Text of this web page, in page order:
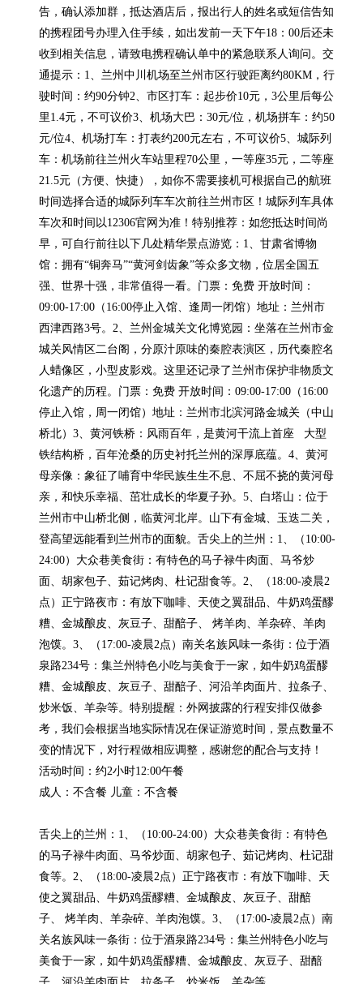
告，确认添加群，抵达酒店后，报出行人的姓名或短信告知
的携程团号办理入住手续，如出发前一天下午18：00后还未
收到相关信息，请致电携程确认单中的紧急联系人询问。交
通提示：1、兰州中川机场至兰州市区行驶距离约80KM，行
驶时间：约90分钟2、市区打车：起步价10元，3公里后每公
里1.4元，不可议价3、机场大巴：30元/位，机场拼车：约50
元/位4、机场打车：打表约200元左右，不可议价5、城际列
车：机场前往兰州火车站里程70公里，一等座35元，二等座
21.5元（方便、快捷），如你不需要接机可根据自己的航班
时间选择合适的城际列车车次前往兰州市区！城际列车具体
车次和时间以12306官网为准！特别推荐：如您抵达时间尚
早，可自行前往以下几处精华景点游览：1、甘肃省博物
馆：拥有“铜奔马”“黄河剑齿象”等众多文物，位居全国五
强、世界十强，非常值得一看。门票：免费 开放时间：
09:00-17:00（16:00停止入馆、逢周一闭馆）地址：兰州市
西津西路3号。2、兰州金城关文化博览园：坐落在兰州市金
城关风情区二台阁，分原汁原味的秦腔表演区，历代秦腔名
人蜡像区，小型皮影戏。这里还记录了兰州市保护非物质文
化遗产的历程。门票：免费 开放时间：09:00-17:00（16:00
停止入馆，周一闭馆）地址：兰州市北滨河路金城关（中山
桥北）3、黄河铁桥：风雨百年，是黄河干流上首座   大型
铁结构桥，百年沧桑的历史衬托兰州的深厚底蕴。4、黄河
母亲像：象征了哺育中华民族生生不息、不屈不挠的黄河母
亲，和快乐幸福、茁壮成长的华夏子孙。5、白塔山：位于
兰州市中山桥北侧，临黄河北岸。山下有金城、玉迭二关，
登高望远能看到兰州市的面貌。舌尖上的兰州：1、（10:00-
24:00）大众巷美食街：有特色的马子禄牛肉面、马爷炒
面、胡家包子、茹记烤肉、杜记甜食等。2、（18:00-凌晨2
点）正宁路夜市：有放下咖啡、天使之翼甜品、牛奶鸡蛋醪
糟、金城酿皮、灰豆子、甜醅子、 烤羊肉、羊杂碎、羊肉
泡馍。3、（17:00-凌晨2点）南关名族风味一条街：位于酒
泉路234号：集兰州特色小吃与美食于一家，如牛奶鸡蛋醪
糟、金城酿皮、灰豆子、甜醅子、河沿羊肉面片、拉条子、
炒米饭、羊杂等。特别提醒：外网披露的行程安排仅做参
考，我们会根据当地实际情况在保证游览时间，景点数量不
变的情况下，对行程做相应调整，感谢您的配合与支持！
活动时间：约2小时12:00午餐
成人：不含餐 儿童：不含餐
舌尖上的兰州：1、（10:00-24:00）大众巷美食街：有特色
的马子禄牛肉面、马爷炒面、胡家包子、茹记烤肉、杜记甜
食等。2、（18:00-凌晨2点）正宁路夜市：有放下咖啡、天
使之翼甜品、牛奶鸡蛋醪糟、金城酿皮、灰豆子、甜醅
子、 烤羊肉、羊杂碎、羊肉泡馍。3、（17:00-凌晨2点）南
关名族风味一条街：位于酒泉路234号：集兰州特色小吃与
美食于一家，如牛奶鸡蛋醪糟、金城酿皮、灰豆子、甜醅